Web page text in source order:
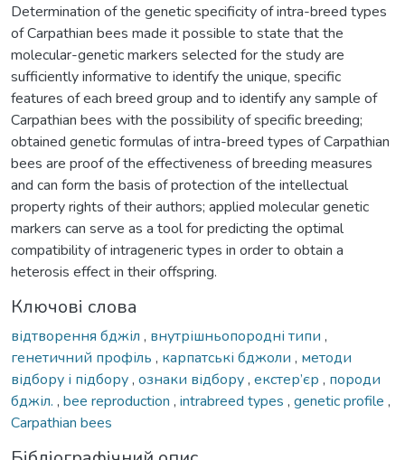
Determination of the genetic specificity of intra-breed types
of Carpathian bees made it possible to state that the
molecular-genetic markers selected for the study are
sufficiently informative to identify the unique, specific
features of each breed group and to identify any sample of
Carpathian bees with the possibility of specific breeding;
obtained genetic formulas of intra-breed types of Carpathian
bees are proof of the effectiveness of breeding measures
and can form the basis of protection of the intellectual
property rights of their authors; applied molecular genetic
markers can serve as a tool for predicting the optimal
compatibility of intrageneric types in order to obtain a
heterosis effect in their offspring.
Ключові слова
відтворення бджіл , внутрішньопородні типи ,
генетичний профіль , карпатські бджоли , методи
відбору і підбору, ознаки відбору, екстер’єр , породи
бджіл. , bee reproduction , intrabreed types , genetic profile ,
Carpathian bees